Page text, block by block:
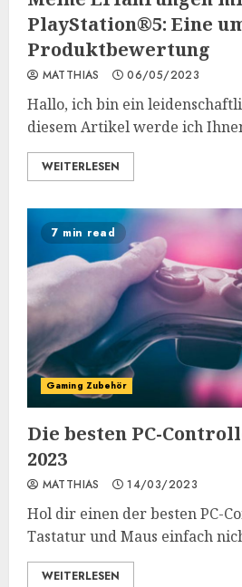
PlayStation®5: Eine
Produktbewertung
MATTHIAS 06/05/2023
Hallo, ich bin ein
diesem Artikel werde ich
WEITERLESEN
7 min read
Gaming Zubehör
Die besten PC-
2023
MATTHIAS 14/03/2023
Hol dir einen der besten PC-
Tastatur und Maus einfach
WEITERLESEN